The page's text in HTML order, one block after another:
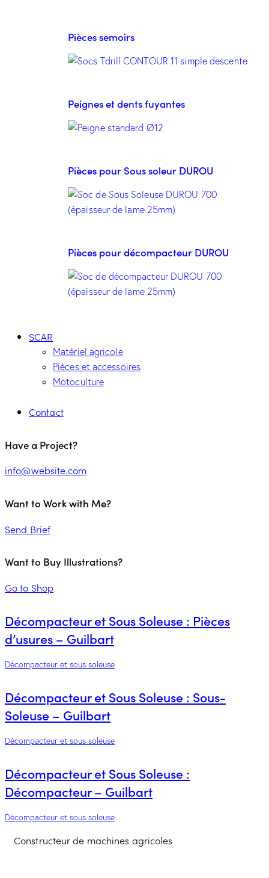
Pièces semoirs
Peignes et dents fuyantes
Pièces pour Sous soleur DUROU
Pièces pour décompacteur DUROU
SCAR
Matériel agricole
Pièces et accessoires
Motoculture
Contact
Have a Project?
info@website.com
Want to Work with Me?
Send Brief
Want to Buy Illustrations?
Go to Shop
Décompacteur et Sous Soleuse : Pièces
d’usures – Guilbart
Décompacteur et sous soleuse
Décompacteur et Sous Soleuse : Sous-
Soleuse – Guilbart
Décompacteur et sous soleuse
Décompacteur et Sous Soleuse :
Décompacteur – Guilbart
Décompacteur et sous soleuse
Constructeur de machines agricoles